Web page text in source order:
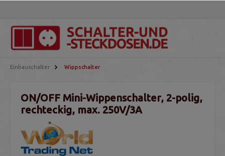
Einbauschalter Wippschalter
ON/OFF Mini-Wippenschalter, 2-polig,
rechteckig, max. 250V/3A